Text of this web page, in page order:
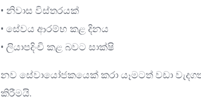
• නිවාස විස්තරයක්
• සේවය ආරම්භ කළ දිනය
• ලියාපදිංචි කළ බවට සාක්ෂි
නව සේවායෝජකයෙක් කරා යෑමටත් වඩා
කිරීමයි.